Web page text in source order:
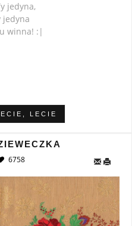
jedyna,
jedyna
winna! :|
LECIE
6758